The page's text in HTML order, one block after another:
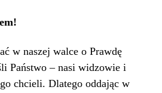
w naszej walce o Prawdę
Państwo – nasi widzowie i
chcieli. Dlatego oddając w